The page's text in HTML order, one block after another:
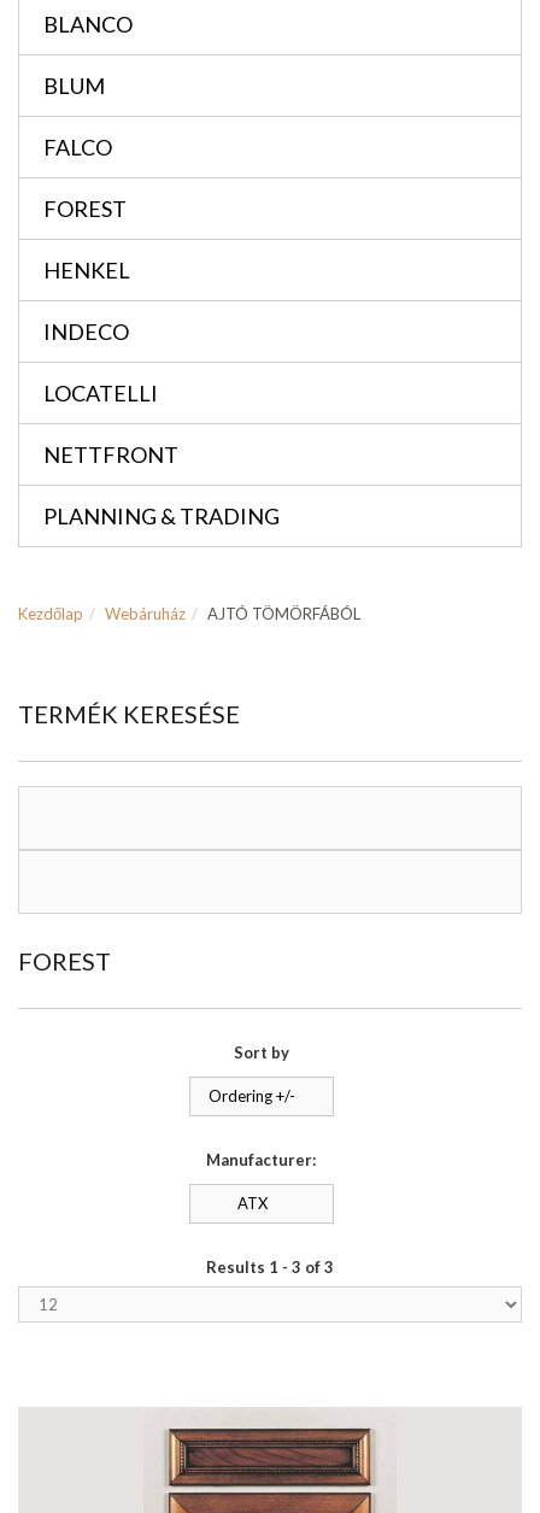
BLANCO
BLUM
FALCO
FOREST
HENKEL
INDECO
LOCATELLI
NETTFRONT
PLANNING & TRADING
Kezdőlap Webáruház AJTÓ TÖMÖRFÁBÓL
TERMÉK KERESÉSE
FOREST
Sort by
Ordering +/-
Manufacturer:
ATX
Results 1 - 3 of 3